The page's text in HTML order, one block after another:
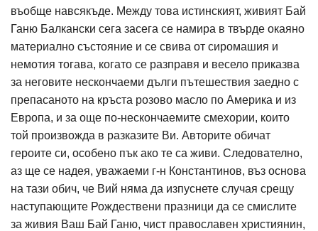
въобще навсякъде. Между това истинският, живият Бай
Ганю Балкански сега засега се намира в твърде окаяно
материално състояние и се свива от сиромашия и
немотия тогава, когато се разправя и весело приказва
за неговите нескончаеми дълги пътешествия заедно с
препасаното на кръста розово масло по Америка и из
Европа, и за още по-нескончаемите смехории, които
той произвожда в разказите Ви. Авторите обичат
героите си, особено пък ако те са живи. Следователно,
аз ще се надея, уважаеми г-н Константинов, въз основа
на тази обич, че Вий няма да изпуснете случая срещу
наступающите Рождествени празници да се смислите
за живия Ваш Бай Ганю, чист православен християнин,